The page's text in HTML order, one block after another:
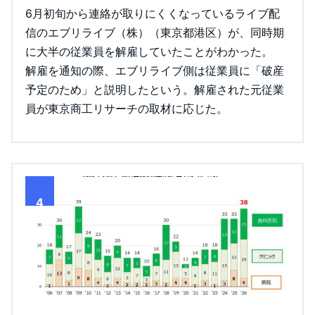
6月初旬から連絡が取りにくくなっているライブ配
信のエブリライブ（株）（東京都港区）が、同時期
に大半の従業員を解雇していたことがわかった。
解雇を通知の際、エブリライブ側は従業員に「破産
予定のため」と説明したという。解雇された元従業
員が東京商工リサーチの取材に応じた。
4